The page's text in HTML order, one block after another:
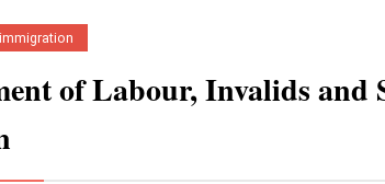
immigration
of Labour, Invalids and